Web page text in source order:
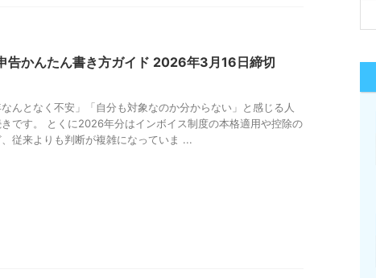
告かんたん書き方ガイド 2026年3月16日締切
んとなく不安」「自分も対象なのか分からない」と感じる人
です。 とくに2026年分はインボイス制度の本格適用や控除の
従来よりも判断が複雑になっていま ...